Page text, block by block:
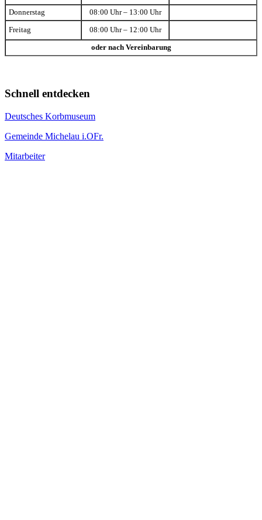
Donnerstag 08:00 Uhr – 13:00 Uhr
Freitag 08:00 Uhr – 12:00 Uhr
oder nach Vereinbarung
Schnell entdecken
Deutsches Korbmuseum
Gemeinde Michelau i.OFr.
Mitarbeiter